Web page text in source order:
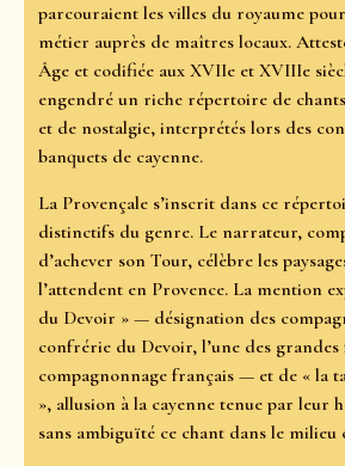
parcouraient les villes du royaume
métier auprès de maîtres locaux.
Âge et codifiée aux XVIIe et XVIIIe
engendré un riche répertoire de chants
et de nostalgie, interprétés lors des
banquets de cayenne.
La Provençale s’inscrit dans ce
distinctifs du genre. Le narrateur,
d’achever son Tour, célèbre les
l’attendent en Provence. La mention
du Devoir » — désignation des
confrérie du Devoir, l’une des
compagnonnage français — et de « la
», allusion à la cayenne tenue par leur
sans ambiguïté ce chant dans le milieu